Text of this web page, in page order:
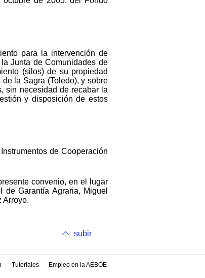
para la intervención de
Junta de Comunidades de
(silos) de su propiedad
la Sagra (Toledo), y sobre
sin necesidad de recabar la
y disposición de estos
de Cooperación
convenio, en el lugar
Garantía Agraria, Miguel
Arroyo.
subir
Tutoriales Empleo en la AEBOE